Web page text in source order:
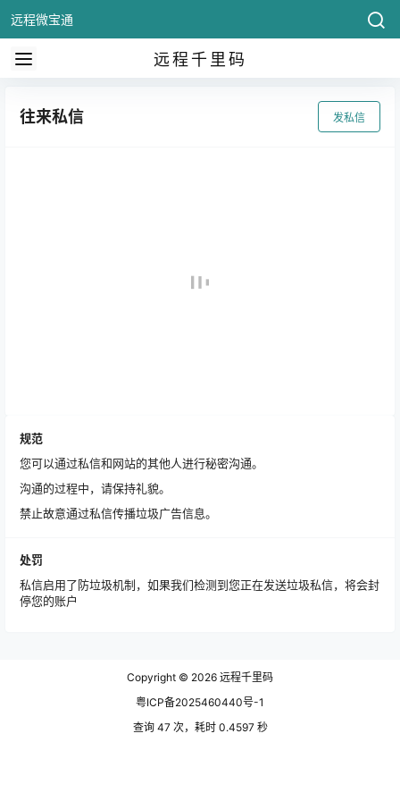
远程微宝通
远程千里码
往来私信 发私信
规范
您可以通过私信和网站的其他人进行秘密沟通。
沟通的过程中，请保持礼貌。
禁止故意通过私信传播垃圾广告信息。
处罚
私信启用了防垃圾机制，如果我们检测到您正在发送垃圾私信，将会封
停您的账户
Copyright © 2026 远程千里码
粤ICP备2025460440号-1
查询 47 次，耗时 0.4597 秒